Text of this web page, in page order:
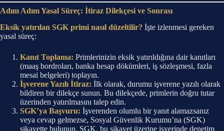
Adım Adım Yasal Süreç: İtiraz Dilekçesi ve Sonrası
Eksik yatırılan SGK primi nasıl düzeltilir? İşte izlenmesi gereken
yasal süreç:
Kanıt Toplama: Primlerinizin eksik yatırıldığına dair kanıtları
(maaş bordroları, banka hesap dökümleri, iş sözleşmesi, fazla
mesai belgeleri) toplayın.
İşverene Yazılı İtiraz: İlk olarak, durumu işverene yazılı olarak
bildiren bir dilekçe sunun. Bu dilekçede, primlerin doğru tutar
üzerinden yatırılmasını talep edin.
SGK’ya Başvuru: İşverenden olumlu bir yanıt alamazsanız
veya cevap gelmezse, Sosyal Güvenlik Kurumu’na (SGK)
şikayette bulunun. SGK, bu şikayet üzerine işyerinde denetim